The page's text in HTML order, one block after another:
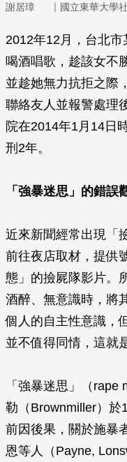
謝居璋 ｜ 國立東華大學
2012年12月，台北
喝酒唱歌，趁該女不
並趁她無力抗拒之際
聯絡友人並報警處理
院在2014年1月14日
刑2年。
「強暴迷思」的錯誤
近來新聞經常出現「
前往夜店取材，提供
態」的撿屍隊影片。
酒醉、無意識時，將
個人的自主性意識，
並不值得同情，這就
「強暴迷思」（
勒（Brownmiller）於
前因後果，關於施暴
恩等人（Payne,